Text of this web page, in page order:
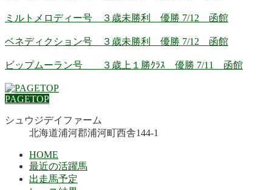
ミルトメロディー号 ３歳未勝利 優勝 7/12 函館
ベネディクション号 ３歳未勝利 優勝 7/12 函館
ビップムーラン号 ３歳上１勝ｸﾗｽ 優勝 7/11 函館
PAGETOP
シュウジデイファーム
北海道浦河郡浦河町西舎144-1
HOME
最近の活躍馬
出走馬予定